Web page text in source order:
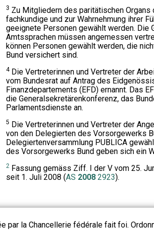
3 Zu Mitgliedern des paritätischen Organs
fachkundige und zur Wahrnehmung ihrer
geeignete Personen gewählt werden. Die
Amtssprachen müssen angemessen
können Personen gewählt werden, die
Bund versichert sind.
4Die Vertreterinnen und Vertreter der
vom Bundesrat auf Antrag des
Finanzdepartements (EFD) ernannt. Das
die Generalsekretärenkonferenz, das
Parlamentsdienste an.
5 Die Vertreterinnen und Vertreter der
von den Delegierten des Vorsorgewerks
Delegiertenversammlung PUBLICA
des Vorsorgewerks Bund geben sich ein
2Fassung gemäss Ziff. I der V vom 25.
seit 1. Juli 2008 (AS 20082923).
par la Chancellerie fédérale fait foi.